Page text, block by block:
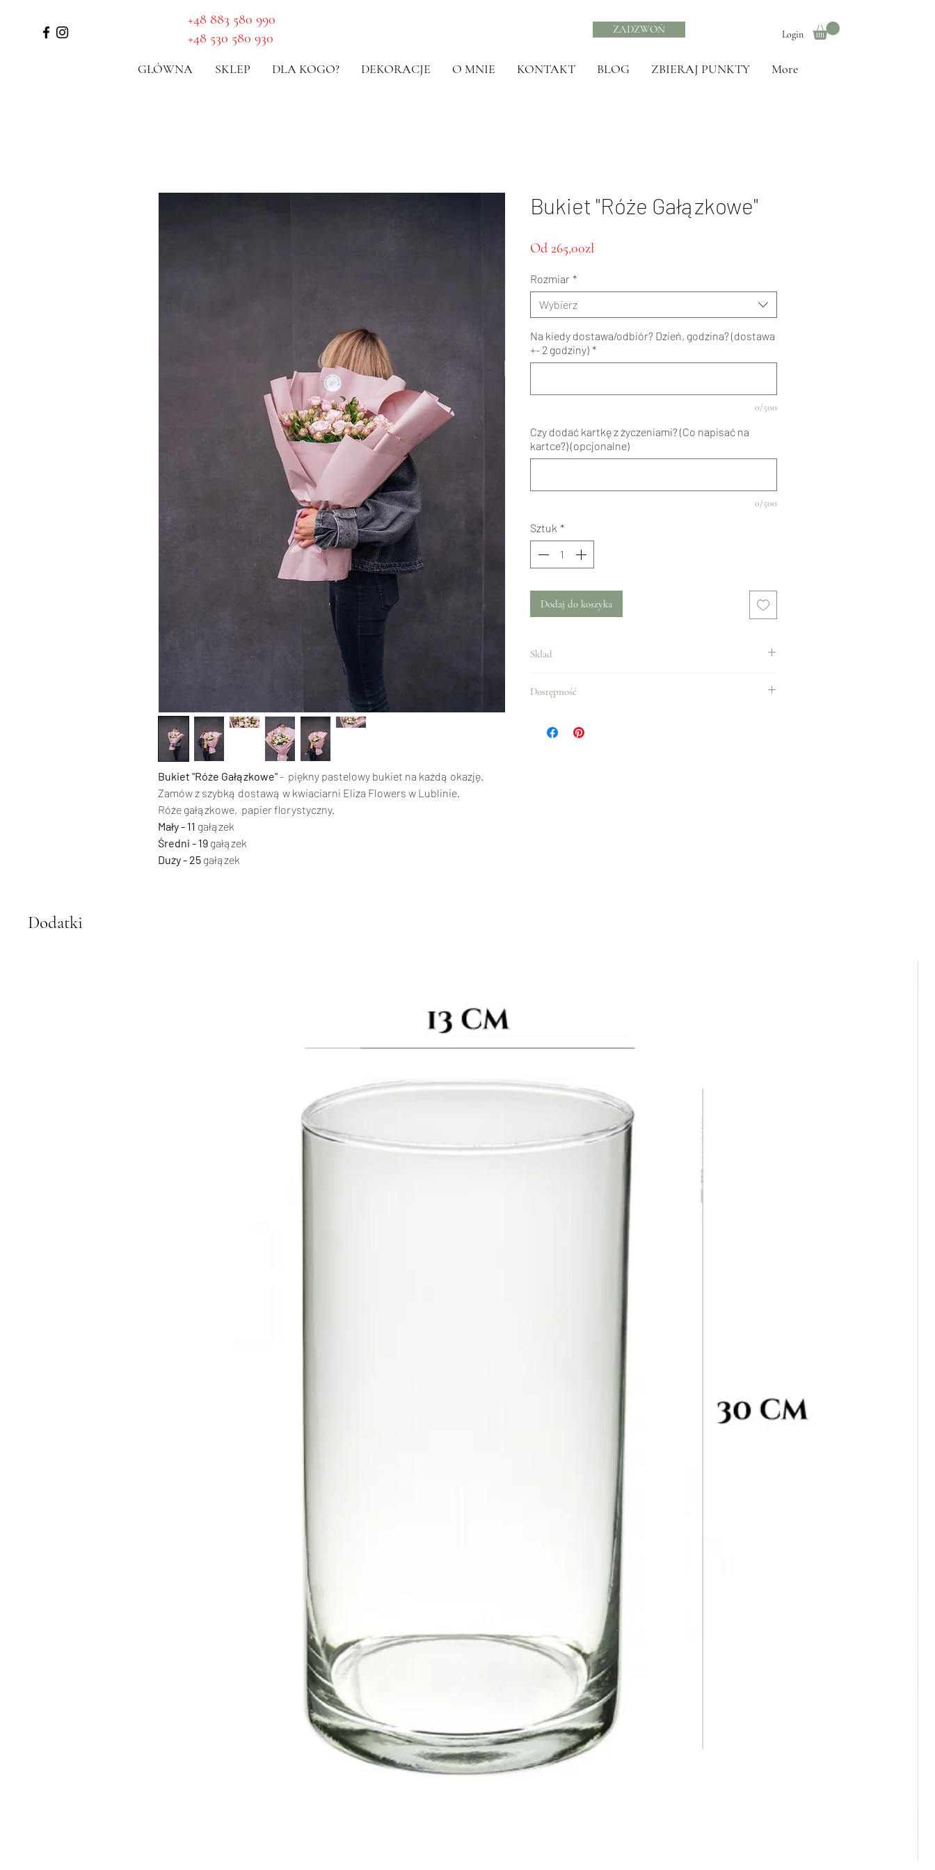
​+48 883 580 990
+48 530 580 930
Login
ZADZWOŃ
GŁÓWNA SKLEP DLA KOGO? DEKORACJE O MNIE KONTAKT BLOG ZBIERAJ PUNKTY More
Bukiet "Róże Gałązkowe"- piękny pastelowy bukiet na każdą okazję.
Zamów z szybką dostawą w kwiaciarni Eliza Flowers w Lublinie.
Róże gałązkowe, papier florystyczny.
Mały - 11 gałązek
Średni - 19 gałązek
Duży - 25 gałązek
Bukiet "Róże Gałązkowe"
Od 265,00złCena
Rozmiar *
Wybierz
Na kiedy dostawa/odbiór? Dzień, godzina? (dostawa
+- 2 godziny) *
0/500
Czy dodać kartkę z życzeniami? (Co napisać na
kartce?) (opcjonalne)
0/500
Sztuk *
Dodaj do koszyka
Skład
Dostępność
Dodatki